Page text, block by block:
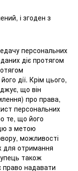
і згоден з
персональних
діє протягом
дії. Крім цього,
що він
про права,
персональних
те, що його
з метою
можливості
для отримання
також
надавати